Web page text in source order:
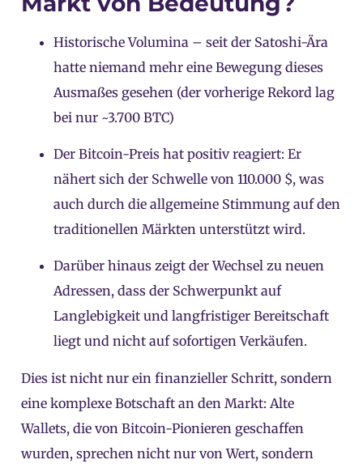
Historische Volumina – seit der Satoshi-Ära
hatte niemand mehr eine Bewegung dieses
Ausmaßes gesehen (der vorherige Rekord lag
bei nur ~3.700 BTC)
Der Bitcoin-Preis hat positiv reagiert: Er
nähert sich der Schwelle von 110.000 $, was
auch durch die allgemeine Stimmung auf den
traditionellen Märkten unterstützt wird.
Darüber hinaus zeigt der Wechsel zu neuen
Adressen, dass der Schwerpunkt auf
Langlebigkeit und langfristiger Bereitschaft
liegt und nicht auf sofortigen Verkäufen.
Dies ist nicht nur ein finanzieller Schritt, sondern
eine komplexe Botschaft an den Markt: Alte
Wallets, die von Bitcoin-Pionieren geschaffen
wurden, sprechen nicht nur von Wert, sondern